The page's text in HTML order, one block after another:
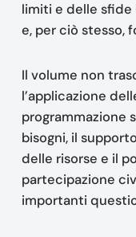
limiti e delle sfide
e, per ciò stesso,
Il volume non
l’applicazione
programmazione
bisogni, il
delle risorse e il
partecipazione
importanti